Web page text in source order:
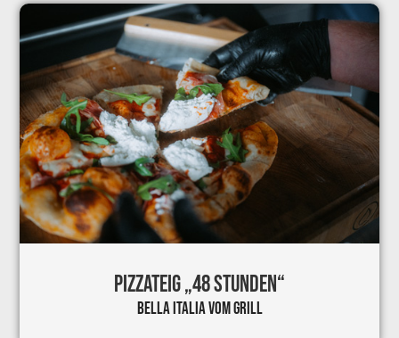
PIZZATEIG „48 STUNDEN“
BELLA ITALIAVOM GRILL